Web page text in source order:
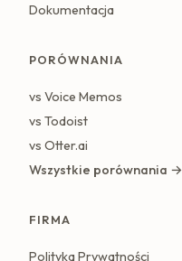
Dokumentacja
PORÓWNANIA
vs Voice Memos
vs Todoist
vs Otter.ai
Wszystkie porównania →
FIRMA
Polityka Prywatności